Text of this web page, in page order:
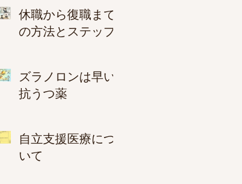
休職から復職まで
の方法とステップ
ズラノロンは早い
抗うつ薬
自立支援医療につ
いて